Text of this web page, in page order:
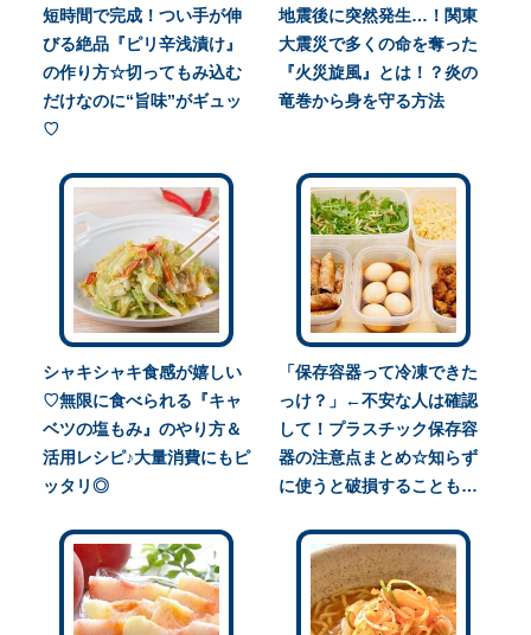
短時間で完成！つい手が伸
びる絶品『ピリ辛浅漬け』
の作り方☆切ってもみ込む
だけなのに“旨味”がギュッ
♡
地震後に突然発生…！関東
大震災で多くの命を奪った
『火災旋風』とは！？炎の
竜巻から身を守る方法
シャキシャキ食感が嬉しい
♡無限に食べられる『キャ
ベツの塩もみ』のやり方＆
活用レシピ♪大量消費にもピ
ッタリ◎
「保存容器って冷凍できた
っけ？」←不安な人は確認
して！プラスチック保存容
器の注意点まとめ☆知らず
に使うと破損することも…